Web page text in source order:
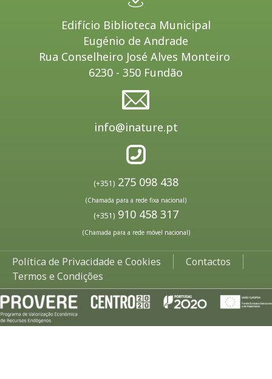
Edifício Biblioteca Municipal
Eugénio de Andrade
Rua Conselheiro José Alves Monteiro
6230 - 350 Fundão
info@inature.pt
(+351) 275 098 438
(Chamada para a rede fixa nacional)
(+351) 910 458 317
(Chamada para a rede móvel nacional)
Política de Privacidade e Cookies
Contactos
Termos e Condições